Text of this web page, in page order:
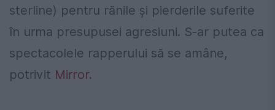
sterline) pentru rănile și pierderile suferite
în urma presupusei agresiuni. S-ar putea ca
spectacolele rapperului să se amâne,
potrivit Mirror.